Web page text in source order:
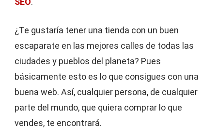
¿Te gustaría tener una tienda con un buen
escaparate en las mejores calles de todas las
ciudades y pueblos del planeta? Pues
básicamente esto es lo que consigues con una
buena web. Así, cualquier persona, de cualquier
parte del mundo, que quiera comprar lo que
vendes, te encontrará.